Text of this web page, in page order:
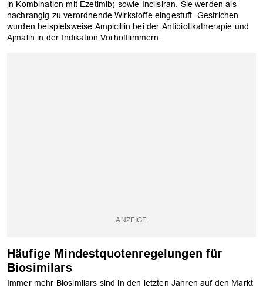
in Kombination mit Ezetimib) sowie Inclisiran. Sie werden als
nachrangig zu verordnende Wirkstoffe eingestuft. Gestrichen
wurden beispielsweise Ampicillin bei der Antibiotikatherapie und
Ajmalin in der Indikation Vorhofflimmern.
Häufige Mindestquotenregelungen für
Biosimilars
Immer mehr Biosimilars sind in den letzten Jahren auf den Markt